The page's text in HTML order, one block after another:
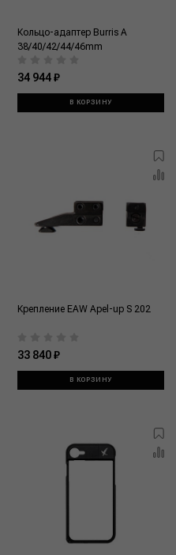
Кольцо-адаптер Burris А
38/40/42/44/46mm
34 944 ₽
В КОРЗИНУ
Крепление EAW Apеl-up S 202
33 840 ₽
В КОРЗИНУ